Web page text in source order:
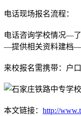
电话现场报名流程：
电话咨询学校情况—
—提供相关资料建档—
来校报名需携带：户
本文链接： http://